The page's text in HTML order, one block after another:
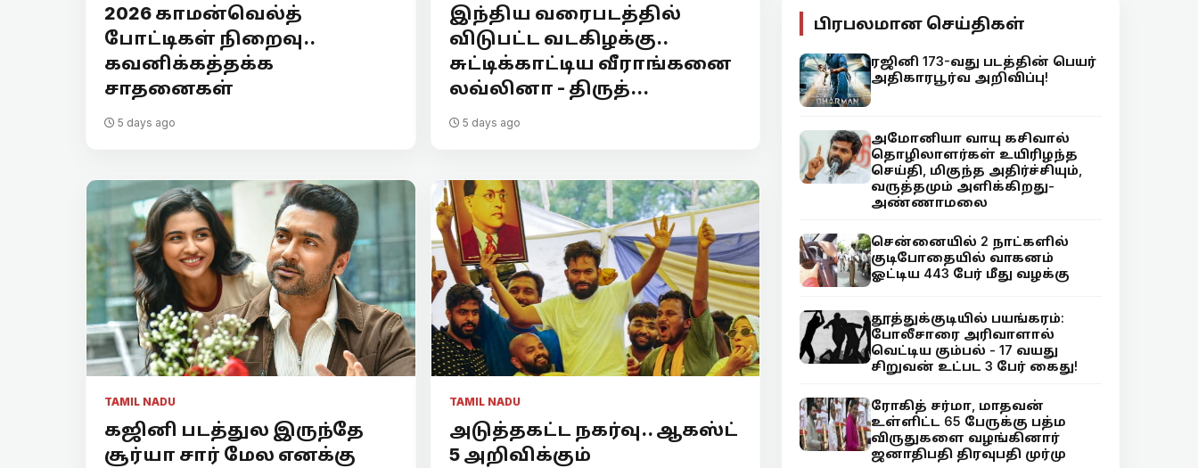
2026 காமன்வெல்த்
போட்டிகள் நிறைவு..
கவனிக்கத்தக்க
சாதனைகள்
5 days ago
இந்திய வரைபடத்தில்
விடுபட்ட வடகிழக்கு..
சுட்டிக்காட்டிய வீராங்கனை
லவ்லினா - திருத்...
5 days ago
TAMIL NADU
கஜினி படத்துல இருந்தே
சூர்யா சார் மேல எனக்கு
TAMIL NADU
அடுத்தகட்ட நகர்வு.. ஆகஸ்ட்
5 அறிவிக்கும்
பிரபலமான செய்திகள்
ரஜினி 173-வது படத்தின் பெயர்
அதிகாரபூர்வ அறிவிப்பு!
அமோனியா வாயு கசிவால்
தொழிலாளர்கள் உயிரிழந்த
செய்தி, மிகுந்த அதிர்ச்சியும்,
வருத்தமும் அளிக்கிறது-
அண்ணாமலை
சென்னையில் 2 நாட்களில்
குடிபோதையில் வாகனம்
ஓட்டிய 443 பேர் மீது வழக்கு
தூத்துக்குடியில் பயங்கரம்:
போலீசாரை அரிவாளால்
வெட்டிய கும்பல் - 17 வயது
சிறுவன் உட்பட 3 பேர் கைது!
ரோகித் சர்மா, மாதவன்
உள்ளிட்ட 65 பேருக்கு பத்ம
விருதுகளை வழங்கினார்
ஜனாதிபதி திரவுபதி முர்மு